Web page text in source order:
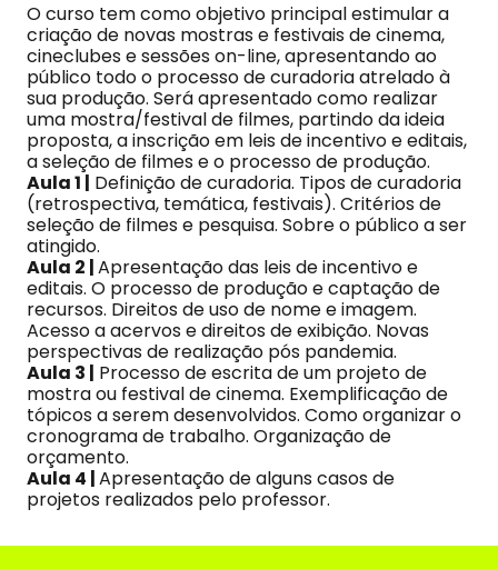
O curso tem como objetivo principal estimular a
criação de novas mostras e festivais de cinema,
cineclubes e sessões on-line, apresentando ao
público todo o processo de curadoria atrelado à
sua produção. Será apresentado como realizar
uma mostra/festival de filmes, partindo da ideia
proposta, a inscrição em leis de incentivo e editais,
a seleção de filmes e o processo de produção.
Aula 1 | Definição de curadoria. Tipos de curadoria
(retrospectiva, temática, festivais). Critérios de
seleção de filmes e pesquisa. Sobre o público a ser
atingido.
Aula 2 |Apresentação das leis de incentivo e
editais. O processo de produção e captação de
recursos. Direitos de uso de nome e imagem.
Acesso a acervos e direitos de exibição. Novas
perspectivas de realização pós pandemia.
Aula 3 | Processo de escrita de um projeto de
mostra ou festival de cinema. Exemplificação de
tópicos a serem desenvolvidos. Como organizar o
cronograma de trabalho. Organização de
orçamento.
Aula 4 |Apresentação de alguns casos de
projetos realizados pelo professor.